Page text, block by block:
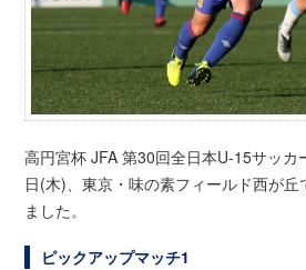
高円宮杯 JFA 第30回全日本U-15サッ
日(木)、東京・味の素フィールド西が
ました。
ピックアップマッチ1